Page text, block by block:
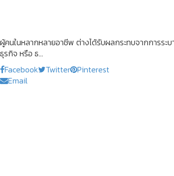
ผู้คนในหลากหลายอาชีพ ต่างได้รับผลกระทบจากการระ
ธุรกิจ หรือ ธ...
Facebook
Twitter Pinterest
Email